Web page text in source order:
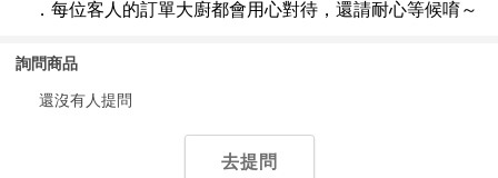
詢問商品
還沒有人提問
去提問